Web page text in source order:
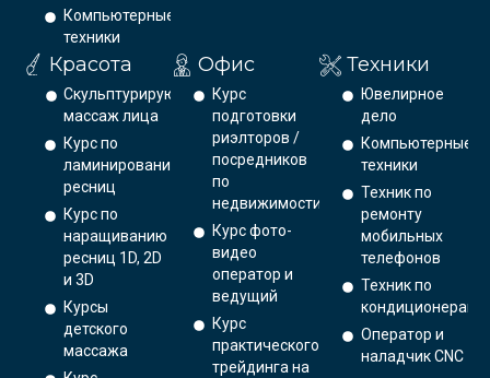
Компьютерные
техники
Красота
Скульптурирующий
массаж лица
Курс по
ламинированию
ресниц
Курс по
наращиванию
ресниц 1D, 2D
и 3D
Курсы
детского
массажа
Офис
Курс
подготовки
риэлторов /
посредников
по
недвижимости
Курс фото-
видео
оператор и
ведущий
Курс
практического
трейдинга на
Техники
Ювелирное
дело
Компьютерные
техники
Техник по
ремонту
мобильных
телефонов
Техник по
кондиционерам
Оператор и
наладчик CNC